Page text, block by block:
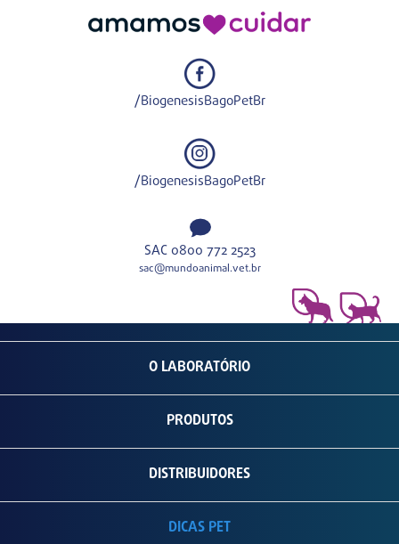
/BiogenesisBagoPetBr
/BiogenesisBagoPetBr
SAC 0800 772 2523
sac@mundoanimal.vet.br
O LABORATÓRIO
PRODUTOS
DISTRIBUIDORES
DICAS PET